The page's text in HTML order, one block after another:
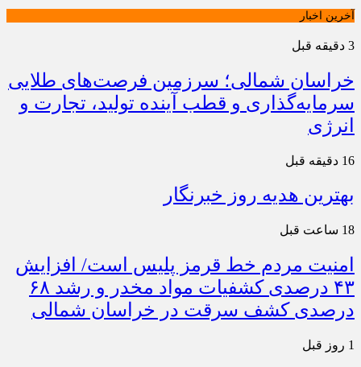
آخرین اخبار
3 دقیقه قبل
خراسان شمالی؛ سرزمین فرصت‌های طلایی
سرمایه‌گذاری و قطب آینده تولید، تجارت و
انرژی
16 دقیقه قبل
بهترین هدیه روز خبرنگار
18 ساعت قبل
امنیت مردم خط قرمز پلیس است/ افزایش
۴۳ درصدی کشفیات مواد مخدر و رشد ۶۸
درصدی کشف سرقت در خراسان شمالی
1 روز قبل